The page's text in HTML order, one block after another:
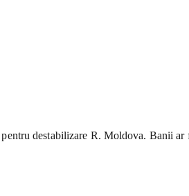
destabilizare R. Moldova. Banii